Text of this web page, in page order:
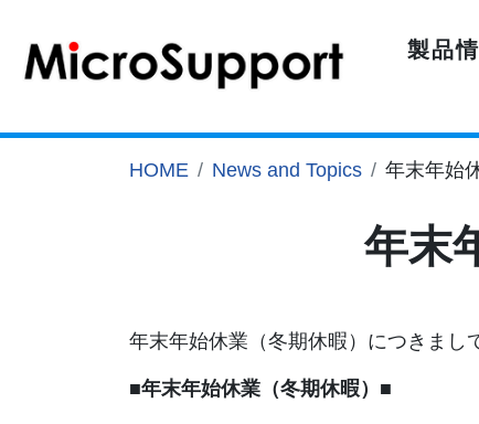
製品
HOME News and Topics 年末年始
年末
年末年始休業（冬期休暇）につきまし
■年末年始休業（冬期休暇）■